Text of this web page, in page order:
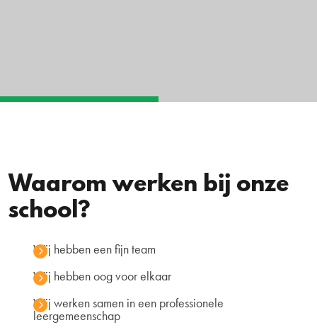
Waarom werken bij onze
school?
Wij hebben een fijn team
Wij hebben oog voor elkaar
Wij werken samen in een professionele
leergemeenschap